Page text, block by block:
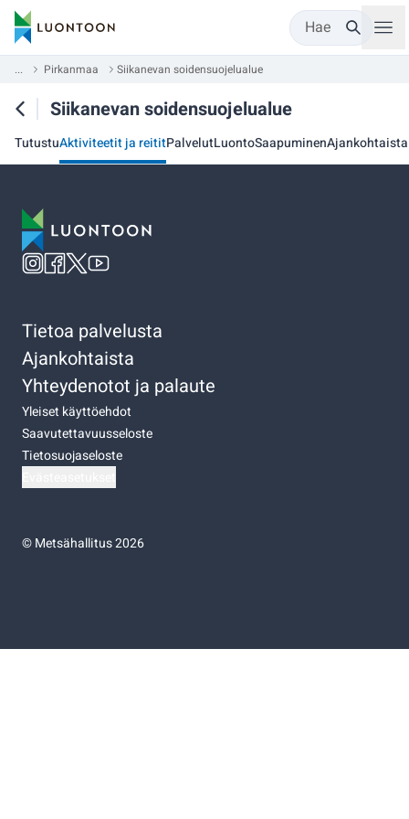
Hae
... Pirkanmaa Siikanevan soidensuojelualue
Siikanevan soidensuojelualue
TutustuAktiviteetit ja reititPalvelutLuontoSaapuminenAjankohtaista
Tietoa palvelusta
Ajankohtaista
Yhteydenotot ja palaute
Yleiset käyttöehdot
Saavutettavuusseloste
Tietosuojaseloste
©Metsähallitus 2026